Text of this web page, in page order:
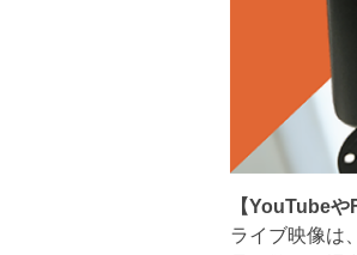
【YouTubeや
ライブ映像は